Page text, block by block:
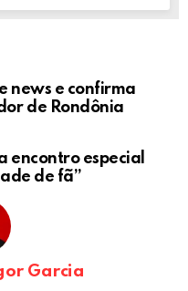
news e confirma
de Rondônia
encontro especial
de fã”
Garcia